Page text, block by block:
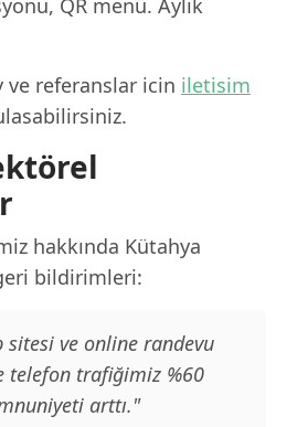
QR menü. Aylık
ve referanslar icin iletisim
hakkında Kütahya
bildirimleri:
ve online randevu
telefon trafiğimiz %60
arttı."